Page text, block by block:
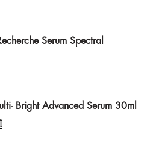
Serum Spectral
Bright Advanced Serum 30ml